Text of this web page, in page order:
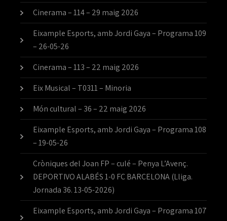
Cinerama – 114 – 29 maig 2026
Eixample Esports, amb Jordi Gaya – Programa 109
– 26-05-26
Cinerama – 113 – 22 maig 2026
Eix Musical – T0311 – Minoria
Món cultural – 36 – 22 maig 2026
Eixample Esports, amb Jordi Gaya – Programa 108
– 19-05-26
Cròniques del Joan FP – culé – Penya L’Avenç.
DEPORTIVO ALABÉS 1-0 FC BARCELONA (Lliga.
Jornada 36. 13-05-2026)
Eixample Esports, amb Jordi Gaya – Programa 107